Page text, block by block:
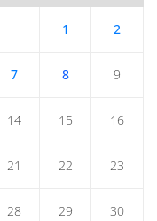
1 2
7 8 9
14 15 16
21 22 23
28 29 30